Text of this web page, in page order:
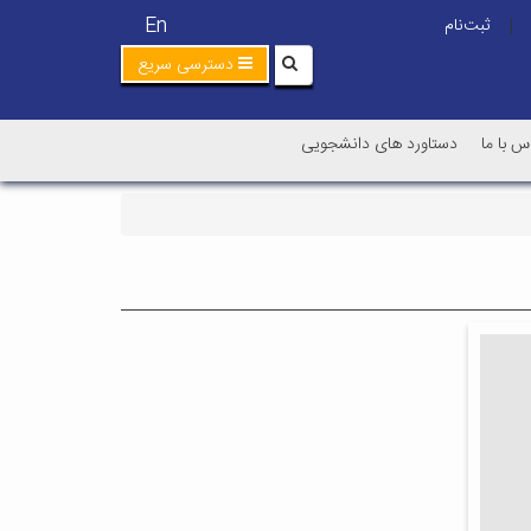
En |
ثبت‌نام
دسترسی سریع
با ما دستاورد های دانشجویی